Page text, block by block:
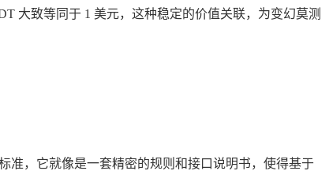
大致等同于 1 美元，这种稳定的价值关联，为变幻莫测
准，它就像是一套精密的规则和接口说明书，使得基于